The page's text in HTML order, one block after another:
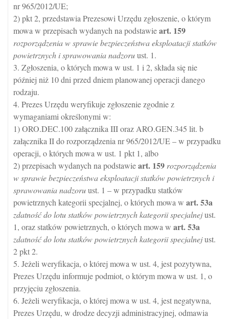
nr 965/2012/UE;
2) pkt 2, przedstawia Prezesowi Urzędu zgłoszenie, o którym
mowa w przepisach wydanych na podstawieart. 159
rozporządzenia w sprawie bezpieczeństwa eksploatacji statków
powietrznych i sprawowania nadzoruust. 1.
3. Zgłoszenia, o których mowa w ust. 1 i 2, składa się nie
później niż 10 dni przed dniem planowanej operacji danego
rodzaju.
4. Prezes Urzędu weryfikuje zgłoszenie zgodnie z
wymaganiami określonymi w:
1) ORO.DEC.100 załącznika III oraz ARO.GEN.345 lit. b
załącznika II do rozporządzenia nr 965/2012/UE – w przypadku
operacji, o których mowa w ust. 1 pkt 1, albo
2) przepisach wydanych na podstawieart. 159 rozporządzenia
w sprawie bezpieczeństwa eksploatacji statków powietrznych i
sprawowania nadzoruust. 1 – w przypadku statków
powietrznych kategorii specjalnej, o których mowa w art.53a
zdatność do lotu statków powietrznych kategorii specjalnejust.
1, oraz statków powietrznych, o których mowa w art.53a
zdatność do lotu statków powietrznych kategorii specjalnejust.
2 pkt 2.
5. Jeżeli weryfikacja, o której mowa w ust. 4, jest pozytywna,
Prezes Urzędu informuje podmiot, o którym mowa w ust. 1, o
przyjęciu zgłoszenia.
6. Jeżeli weryfikacja, o której mowa w ust. 4, jest negatywna,
Prezes Urzędu, w drodze decyzji administracyjnej, odmawia